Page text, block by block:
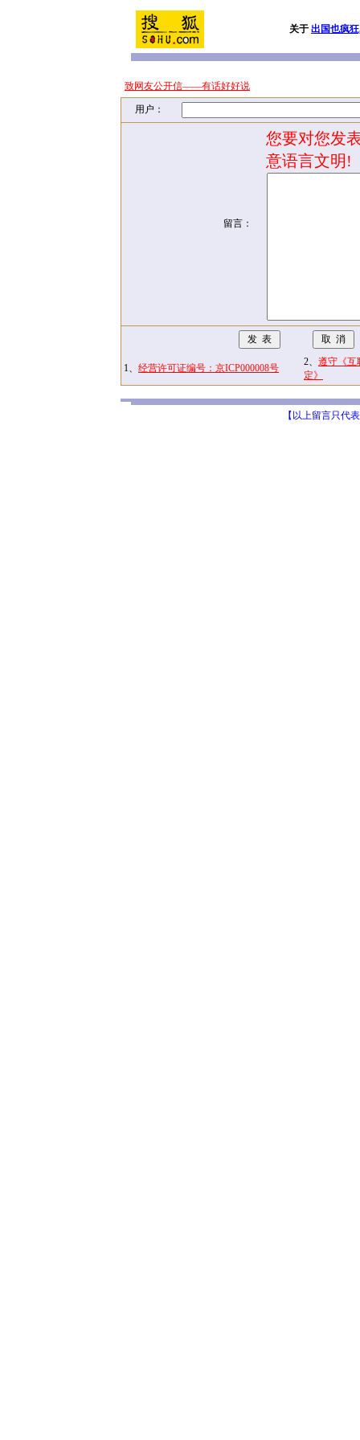
关于 出国也疯
致网友公开信——有话好好说
用户：
留言：
您要对您发
意语言文明!
1、 经营许可证编号：京ICP000008号
2、 遵守《互
定》
【以上留言只代